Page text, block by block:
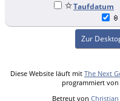
Taufdatum
Zur
Diese Website läuft mit The Next
programmiert
Betreut von Christian